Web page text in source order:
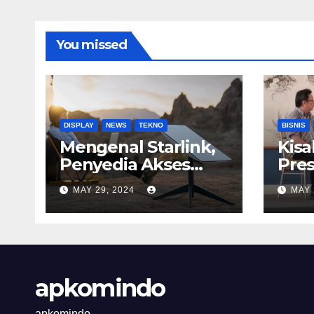
You missed
DISPLAY NEWS TEKNO
Mengenal Starlink,
Penyedia Akses
Internet
Berkecepatan
Tinggi
MAY 29, 2024
BISNIS
apkomindo